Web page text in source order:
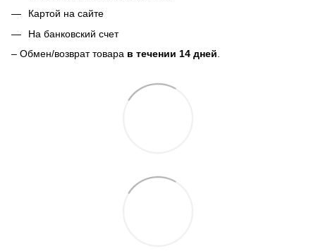
Картой на сайте
На банковский счет
– Обмен/возврат товара в течении 14 дней